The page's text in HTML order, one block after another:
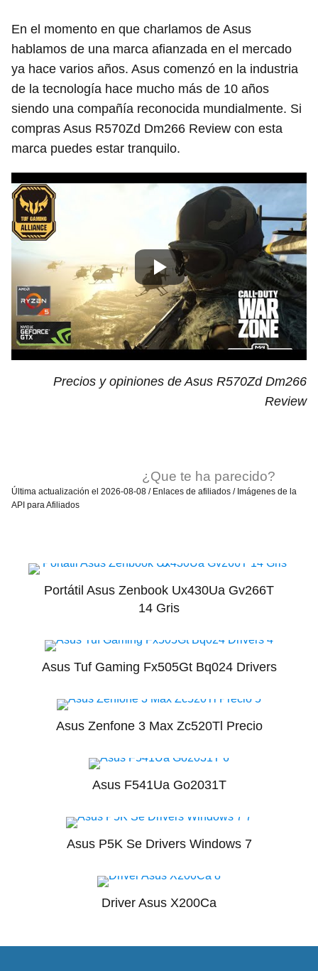
En el momento en que charlamos de Asus
hablamos de una marca afianzada en el mercado
ya hace varios años. Asus comenzó en la industria
de la tecnología hace mucho más de 10 años
siendo una compañía reconocida mundialmente. Si
compras Asus R570Zd Dm266 Review con esta
marca puedes estar tranquilo.
Precios y opiniones de Asus R570Zd Dm266
Review
¿Que te ha parecido?
Última actualización el 2026-08-08 / Enlaces de afiliados / Imágenes de la
API para Afiliados
Portátil Asus Zenbook Ux430Ua Gv266T
14 Gris
Asus Tuf Gaming Fx505Gt Bq024 Drivers
Asus Zenfone 3 Max Zc520Tl Precio
Asus F541Ua Go2031T
Asus P5K Se Drivers Windows 7
Driver Asus X200Ca